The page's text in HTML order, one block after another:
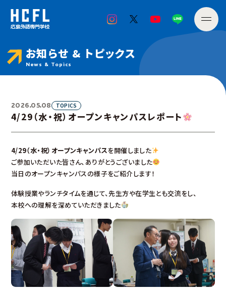
お知らせ & トピックス
News & Topics
2026.05.08 TOPICS
4/29（水・祝）オープンキャンパスレポート
4/29（水・祝）オープンキャンパスを開催しました
ご参加いただいた皆さん、ありがとうございました
当日のオープンキャンパスの様子をご紹介します！
体験授業やランチタイムを通じて、先生方や在学生とも交流をし、
本校への理解を深めていただきました